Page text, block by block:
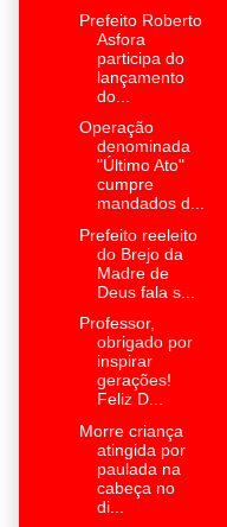
Prefeito Roberto
Asfora
participa do
lançamento
do...
Operação
denominada
"Último Ato"
cumpre
mandados d...
Prefeito reeleito
do Brejo da
Madre de
Deus fala s...
Professor,
obrigado por
inspirar
gerações!
Feliz D...
Morre criança
atingida por
paulada na
cabeça no
di...